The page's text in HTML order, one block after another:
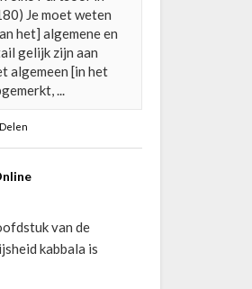
Je moet weten
het] algemene en
gelijk zijn aan
algemeen [in het
...
Delen
van de
kabbala is